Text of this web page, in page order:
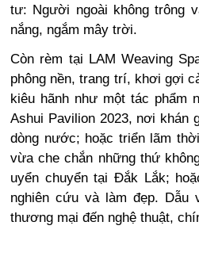
tư: Người ngoài không trông
nắng, ngắm mây trời.
Còn rèm tại LAM Weaving
phông nền, trang trí, khơi gợi
kiêu hãnh như một tác phẩm
Ashui Pavilion 2023, nơi khán
dòng nước; hoặc triển lãm
vừa che chắn những thứ
uyển chuyển tại Đắk Lắk;
nghiên cứu và làm đẹp. Dẫu
thương mại đến nghệ thuật,